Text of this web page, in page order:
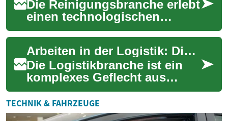
Die Reinigungsbranche erlebt
einen technologischen
Wandel, der die Art und
Weise, wie
Reinigungsarbeiten
durchgeführt...
Arbeiten in der Logistik: Die Nachtschicht
Die Logistikbranche ist ein
komplexes Geflecht aus
Prozessen, die darauf
abzielen, Güter effizient von
A nach B zu be...
TECHNIK & FAHRZEUGE